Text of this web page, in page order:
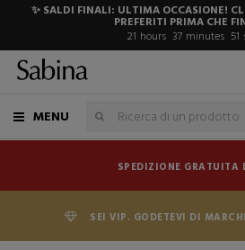
✨ SALDI FINALI: ULTIMA OCCASIONE!
PREFERITI PRIMA CHE
21 hours 37 minutes 50
MENU
SPEDIZIONE GRATUITA
SEI VIP. GODETEVI DI